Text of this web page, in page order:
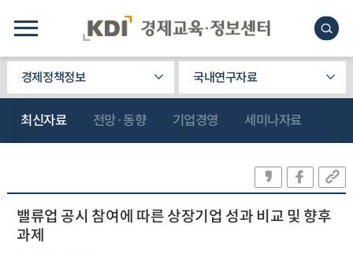
경제정책정보 국내연구자료
최신자료 전망·동향 기업경영 세미나자료
밸류업 공시 참여에 따른 상장기업 성과 비교 및 향후
과제